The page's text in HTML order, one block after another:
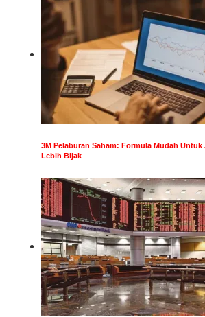
3M Pelaburan Saham: Formula Mudah Untuk
Lebih Bijak